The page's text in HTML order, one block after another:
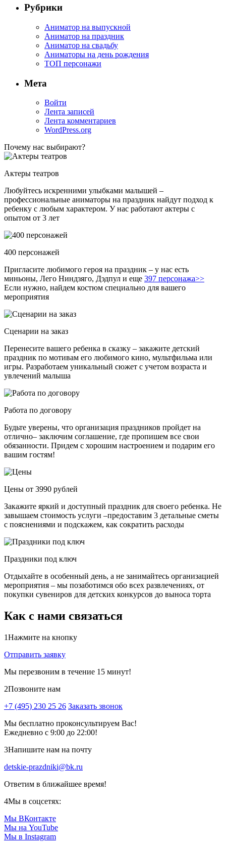
Рубрики
Аниматор на выпускной
Аниматор на праздник
Аниматор на свадьбу
Аниматоры на день рождения
ТОП персонажи
Мета
Войти
Лента записей
Лента комментариев
WordPress.org
Почему нас выбирают?
Актеры театров
Любуйтесь искренними улыбками малышей –
профессиональные аниматоры на праздник найдут подход к
ребенку с любым характером. У нас работают актеры с
опытом от 3 лет
400 персонажей
Пригласите любимого героя на праздник – у нас есть
миньоны, Лего Ниндзяго, Дэдпул и еще 397 персонажа>>
Если нужно, найдем костюм специально для вашего
мероприятия
Сценарии на заказ
Перенесите вашего ребенка в сказку – закажите детский
праздник по мотивам его любимого кино, мультфильма или
игры. Разработаем уникальный сюжет с учетом возраста и
увлечений малыша
Работа по договору
Будьте уверены, что организация праздников пройдет на
отлично– заключим соглашение, где пропишем все свои
обязанности. Придем с хорошим настроением и подарим его
вашим гостям!
Цены от 3990 рублей
Закажите яркий и доступный праздник для своего ребенка. Не
завышаем стоимость услуги –предоставим 3 детальные сметы
с пояснениями и подскажем, как сократить расходы
Праздники под ключ
Отдыхайте в особенный день, а не занимайтесь организацией
мероприятия – мы позаботимся обо всех развлечениях, от
покупки сувениров для детских конкурсов до выноса торта
Как с нами связаться
1Нажмите на кнопку
Отправить заявку
Мы перезвоним в течение 15 минут!
2Позвоните нам
+7 (495) 230 25 26 Заказать звонок
Мы бесплатно проконсультируем Вас!
Ежедневно с 9:00 до 22:00!
3Напишите нам на почту
detskie-prazdniki@bk.ru
Ответим в ближайшее время!
4Мы в соцсетях:
Мы ВКонтакте
Мы на YouTube
Мы в Instagram